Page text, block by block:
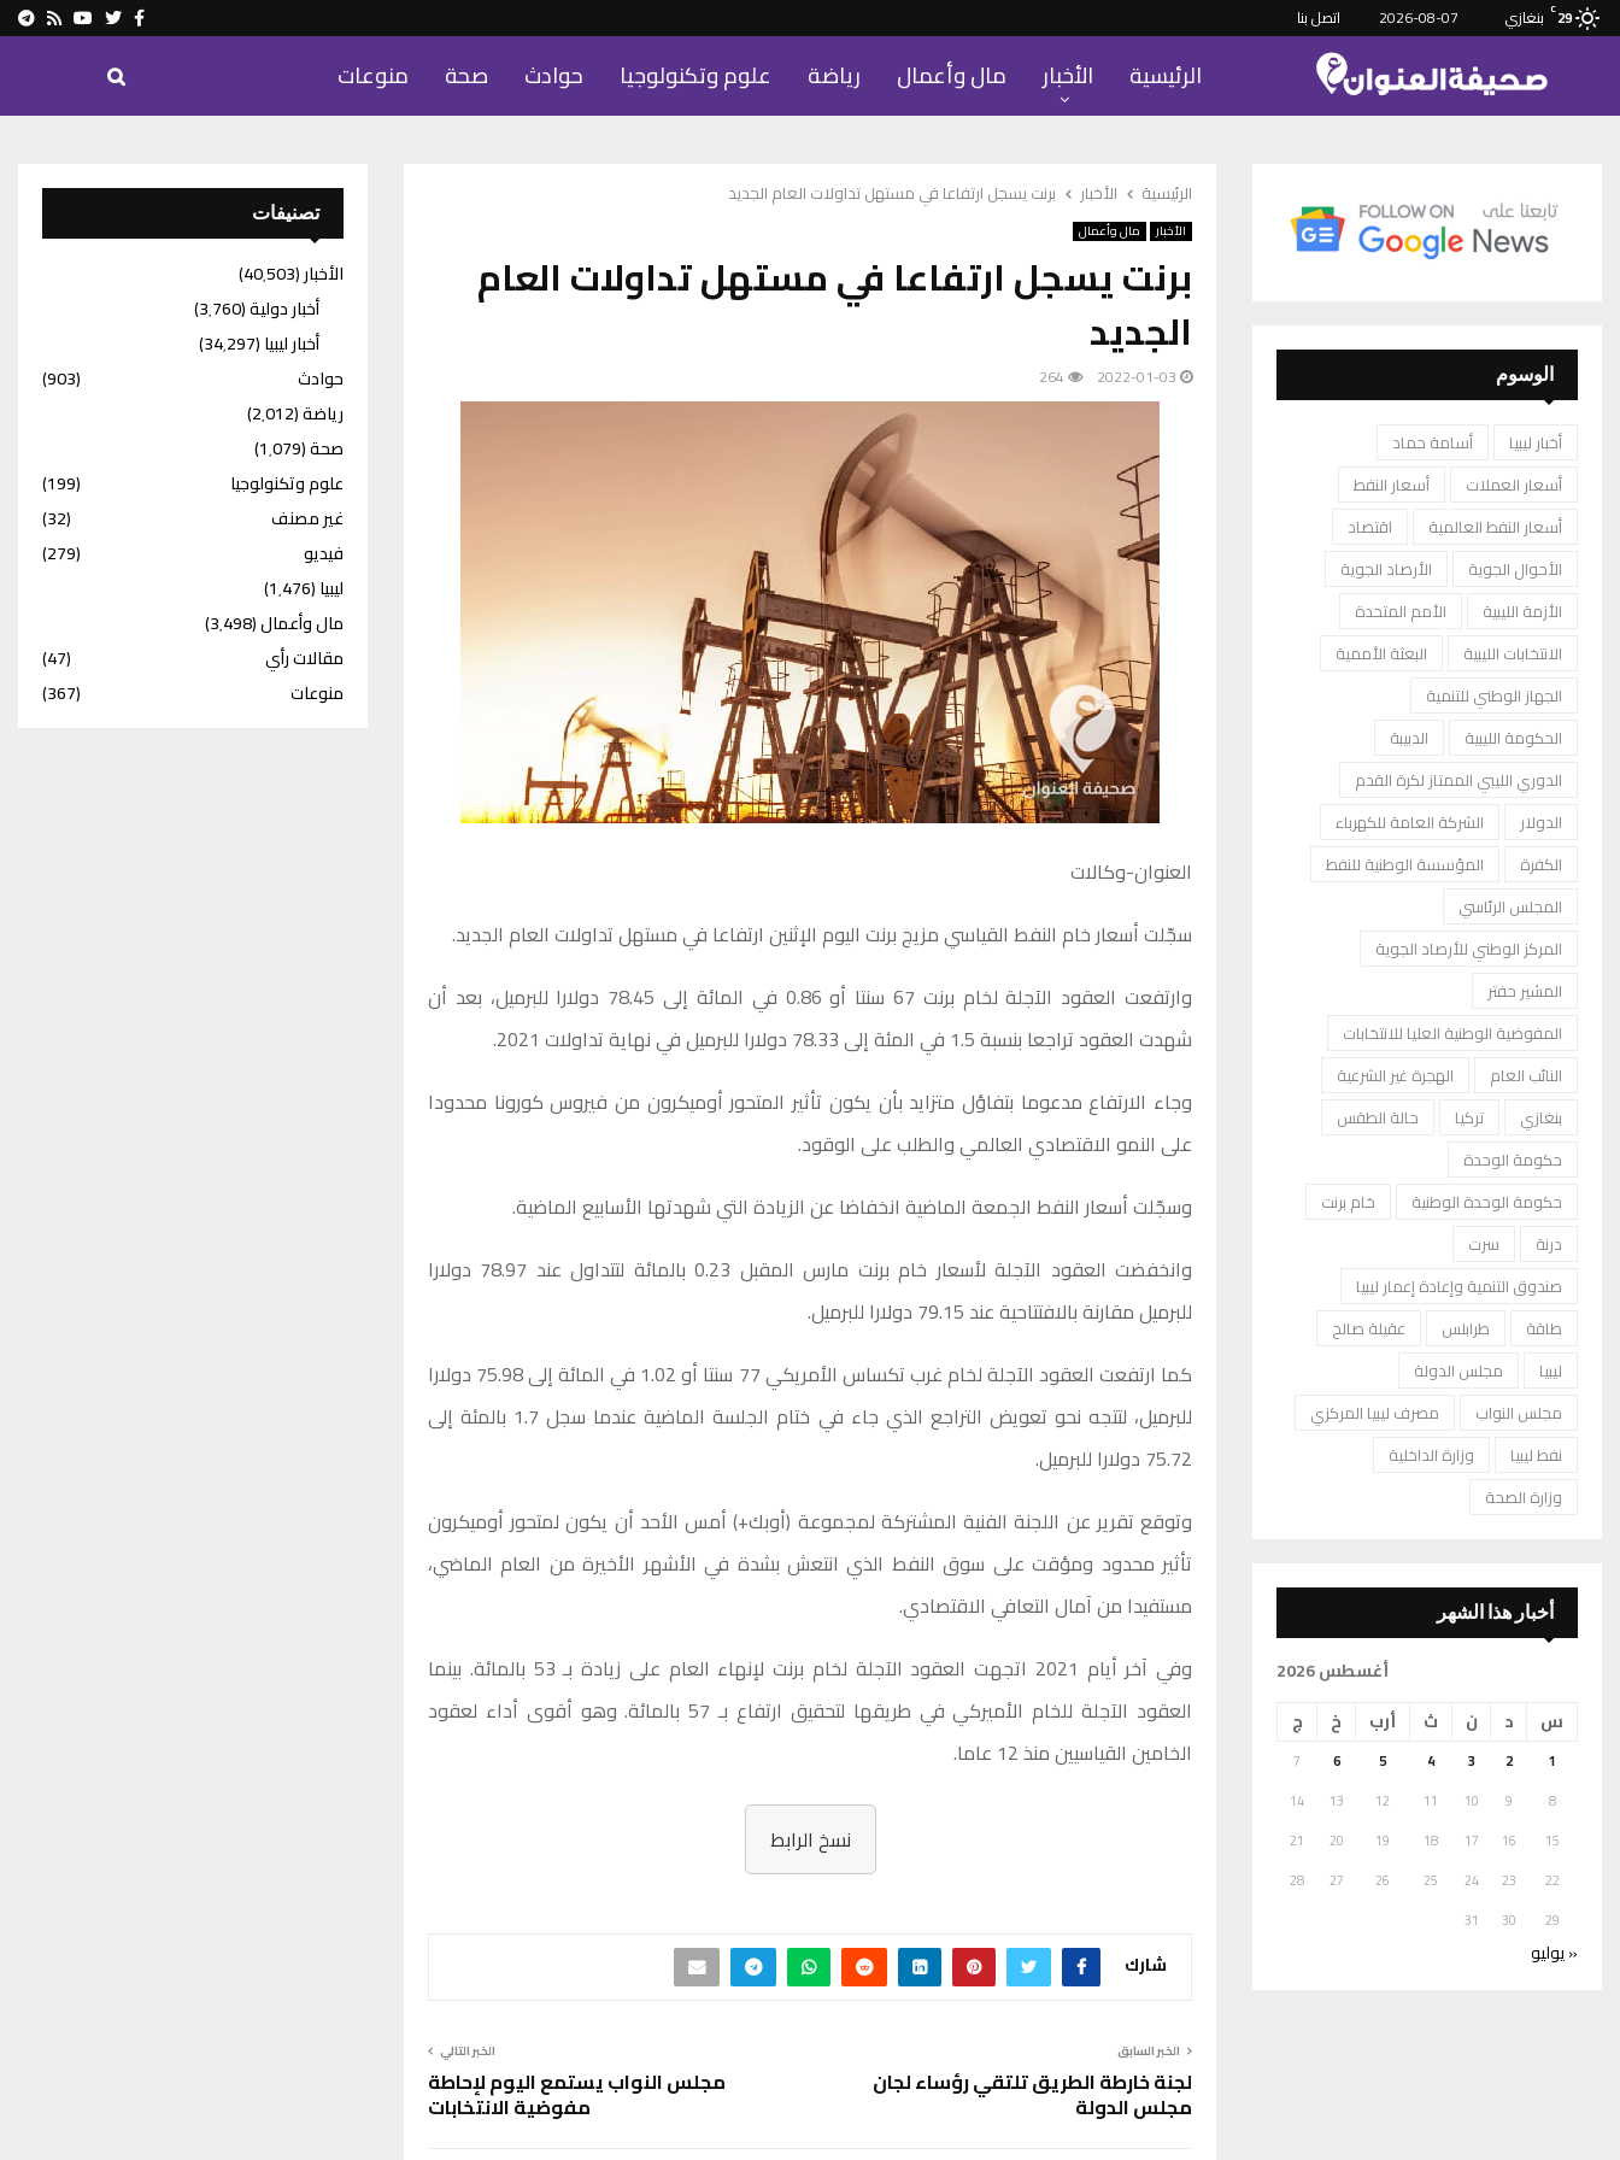
29
C بنغازي 2026-08-07 اتصل بنا Facebook
Twitter
Youtube
Rss
الرئيسية الأخبار مال وأعمال رياضة علوم وتكنولوجيا حوادث صحة منوعات
الرئيسية الأخبار برنت يسجل ارتفاعا في مستهل تداولات العام الجديد
الأخبار مال وأعمال
برنت يسجل ارتفاعا في مستهل تداولات العام
الجديد
2022-01-03
264
العنوان-وكالات
سجّلت أسعار خام النفط القياسي مزيج برنت اليوم الإثنين ارتفاعا في مستهل تداولات العام الجديد.
وارتفعت العقود الآجلة لخام برنت 67 سنتا أو 0.86 في المائة إلى 78.45 دولارا للبرميل، بعد أن
شهدت العقود تراجعا بنسبة 1.5 في المئة إلى 78.33 دولارا للبرميل في نهاية تداولات 2021.
وجاء الارتفاع مدعوما بتفاؤل متزايد بأن يكون تأثير المتحور أوميكرون من فيروس كورونا محدودا
على النمو الاقتصادي العالمي والطلب على الوقود.
وسجّلت أسعار النفط الجمعة الماضية انخفاضا عن الزيادة التي شهدتها الأسابيع الماضية.
وانخفضت العقود الآجلة لأسعار خام برنت مارس المقبل 0.23 بالمائة لتتداول عند 78.97 دولارا
للبرميل مقارنة بالافتتاحية عند 79.15 دولارا للبرميل.
كما ارتفعت العقود الآجلة لخام غرب تكساس الأمريكي 77 سنتا أو 1.02 في المائة إلى 75.98 دولارا
للبرميل، لتتجه نحو تعويض التراجع الذي جاء في ختام الجلسة الماضية عندما سجل 1.7 بالمئة إلى
75.72 دولارا للبرميل.
وتوقع تقرير عن اللجنة الفنية المشتركة لمجموعة (أوبك+) أمس الأحد أن يكون لمتحور أوميكرون
تأثير محدود ومؤقت على سوق النفط الذي انتعش بشدة في الأشهر الأخيرة من العام الماضي،
مستفيدا من آمال التعافي الاقتصادي.
وفي آخر أيام 2021 اتجهت العقود الآجلة لخام برنت لإنهاء العام على زيادة بـ 53 بالمائة. بينما
العقود الآجلة للخام الأميركي في طريقها لتحقيق ارتفاع بـ 57 بالمائة. وهو أقوى أداء لعقود
الخامين القياسيين منذ 12 عاما.
نسخ الرابط
شارك
الخبر السابق
لجنة خارطة الطريق تلتقي رؤساء لجان
مجلس الدولة
الخبر التالي
مجلس النواب يستمع اليوم لإحاطة
مفوضية الانتخابات
الوسوم
أخبار ليبيا
أسامة حماد
أسعار العملات
أسعار النفط
أسعار النفط العالمية
اقتصاد
الأحوال الجوية
الأرصاد الجوية
الأزمة الليبية
الأمم المتحدة
الانتخابات الليبية
البعثة الأممية
الجهاز الوطني للتنمية
الحكومة الليبية
الدبيبة
الدوري الليبي الممتاز لكرة القدم
الدولار
الشركة العامة للكهرباء
الكفرة
المؤسسة الوطنية للنفط
المجلس الرئاسي
المركز الوطني للأرصاد الجوية
المشير حفتر
المفوضية الوطنية العليا للانتخابات
النائب العام
الهجرة غير الشرعية
بنغازي
تركيا
حالة الطقس
حكومة الوحدة
حكومة الوحدة الوطنية
خام برنت
درنة
سرت
صندوق التنمية وإعادة إعمار ليبيا
طاقة
طرابلس
عقيلة صالح
ليبيا
مجلس الدولة
مجلس النواب
مصرف ليبيا المركزي
نفط ليبيا
وزارة الداخلية
وزارة الصحة
أخبار هذا الشهر
أغسطس 2026
س
د ن ث أرب خ ج
1
2
3
4
5
6
7
8
9
10
11
12
13
14
15
16
17
18
19
20
21
22
23
24
25
26
27
28
29
30
31
« يوليو
تصنيفات
الأخبار(40٬503)
أخبار دولية(3٬760)
أخبار ليبيا(34٬297)
حوادث
(903)
رياضة(2٬012)
صحة(1٬079)
علوم وتكنولوجيا
(199)
غير مصنف
(32)
فيديو
(279)
ليبيا(1٬476)
مال وأعمال(3٬498)
مقالات رأي
(47)
منوعات
(367)